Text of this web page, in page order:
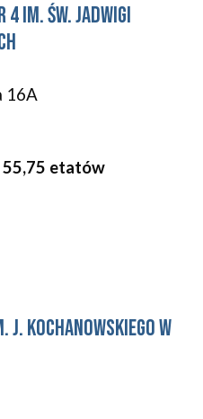
im. św. Jadwigi
16A
55,75 etatów
J. Kochanowskiego w